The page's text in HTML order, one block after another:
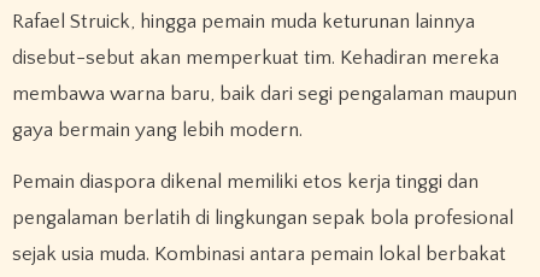
Rafael Struick, hingga pemain muda keturunan lainnya
disebut-sebut akan memperkuat tim. Kehadiran mereka
membawa warna baru, baik dari segi pengalaman maupun
gaya bermain yang lebih modern.
Pemain diaspora dikenal memiliki etos kerja tinggi dan
pengalaman berlatih di lingkungan sepak bola profesional
sejak usia muda. Kombinasi antara pemain lokal berbakat